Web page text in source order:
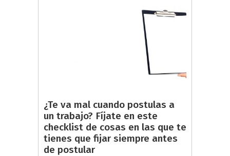
¿Te va mal cuando postulas a
un trabajo? Fíjate en este
checklist de cosas en las que te
tienes que fijar siempre antes
de postular